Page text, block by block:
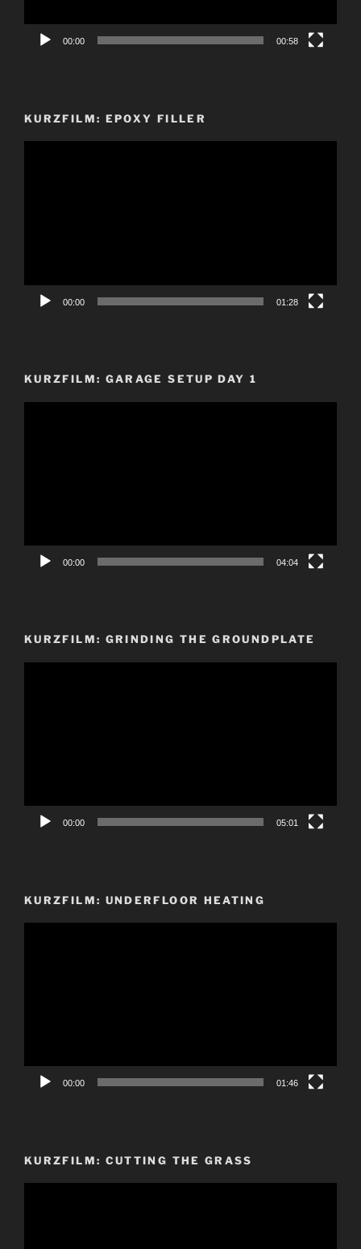
00:00 00:58
KURZFILM: EPOXY FILLER
00:00 01:28
KURZFILM: GARAGE SETUP DAY 1
00:00 04:04
KURZFILM: GRINDING THE GROUNDPLATE
00:00 05:01
KURZFILM: UNDERFLOOR HEATING
00:00 01:46
KURZFILM: CUTTING THE GRASS